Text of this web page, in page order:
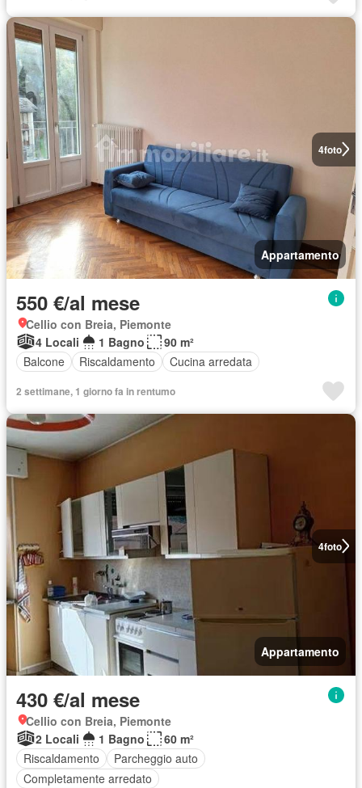
4foto
Appartamento
550 €/al mese
Cellio con Breia, Piemonte
4 Locali
1 Bagno
90 m²
Balcone
Riscaldamento Cucina arredata
2 settimane, 1 giorno fa in rentumo
4foto
Appartamento
430 €/al mese
Cellio con Breia, Piemonte
2 Locali
1 Bagno
60 m²
Riscaldamento
Parcheggio auto
Completamente arredato